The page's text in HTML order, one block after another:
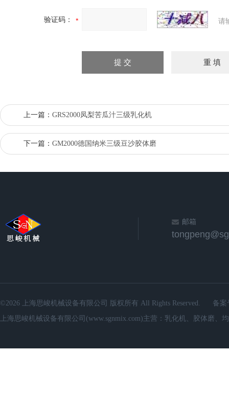
验证码： 请
上一篇： GRS2000凤梨苦瓜汁三级乳化机
下一篇： GM2000德国纳米三级豆沙胶体磨
邮箱
©2026 上海思峻机械设备有限公司 版权所有 All Rights Reserved.
备案
上海思峻机械设备有限公司(www.sgnmix.com)主营：乳化机、胶体磨